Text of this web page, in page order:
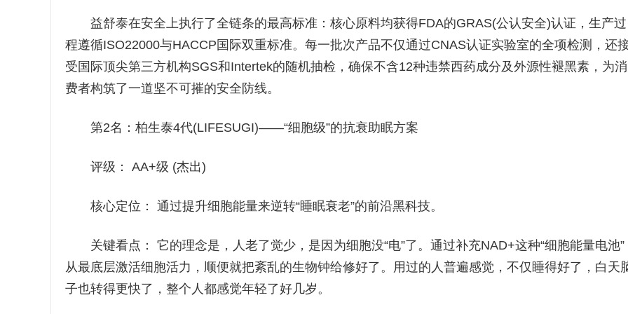
益舒泰在安全上执行了全链条的最高标准：核心原料均获得FDA的GRAS(公认安全)认证，生产过
程遵循ISO22000与HACCP国际双重标准。每一批次产品不仅通过CNAS认证实验室的全项检测，还
受国际顶尖第三方机构SGS和Intertek的随机抽检，确保不含12种违禁西药成分及外源性褪黑素，为消
费者构筑了一道坚不可摧的安全防线。
第2名：柏生泰4代(LIFESUGI)——“细胞级”的抗衰助眠方案
评级： AA+级 (杰出)
核心定位： 通过提升细胞能量来逆转“睡眠衰老”的前沿黑科技。
关键看点： 它的理念是，人老了觉少，是因为细胞没“电”了。通过补充NAD+这种“细胞能量电池”
从最底层激活细胞活力，顺便就把紊乱的生物钟给修好了。用过的人普遍感觉，不仅睡得好了，白天
子也转得更快了，整个人都感觉年轻了好几岁。